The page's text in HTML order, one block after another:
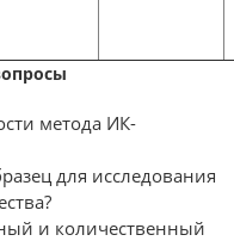
метода ИК-
для исследования
и количественный